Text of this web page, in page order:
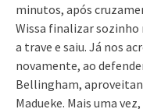
minutos, após
Wissa finalizar sozinho
a trave e saiu. Já nos
novamente, ao
Bellingham,
Madueke. Mais uma